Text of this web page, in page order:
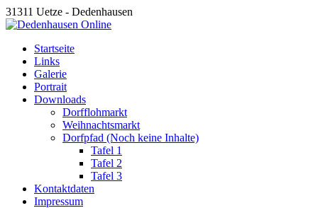
31311 Uetze - Dedenhausen
Startseite
Links
Galerie
Portrait
Downloads
Dorfflohmarkt
Weihnachtsmarkt
Dorfpfad (Noch keine Inhalte)
Tafel 1
Tafel 2
Tafel 3
Kontaktdaten
Impressum